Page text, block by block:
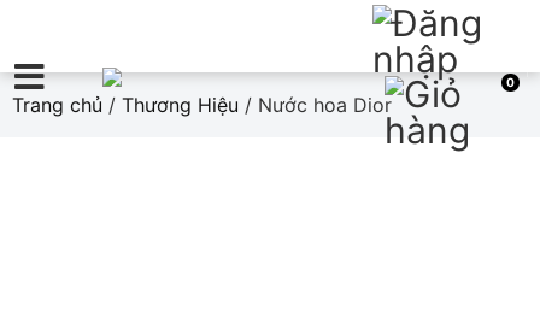
0
Trang chủ / Thương Hiệu / Nước hoa Dior